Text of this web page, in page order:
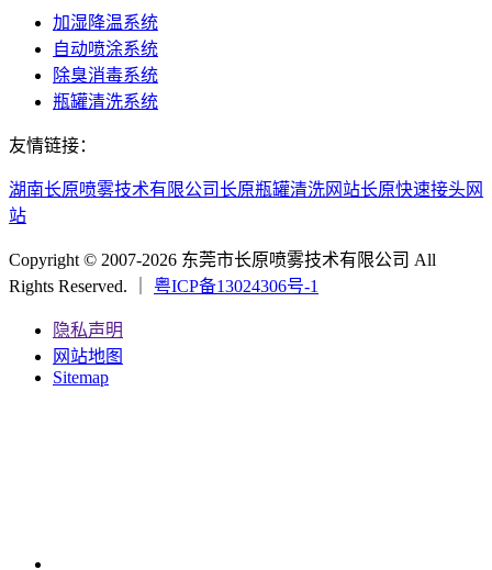
加湿降温系统
自动喷涂系统
除臭消毒系统
瓶罐清洗系统
友情链接：
湖南长原喷雾技术有限公司长原瓶罐清洗网站长原快速接头网
站
Copyright © 2007-2026 东莞市长原喷雾技术有限公司 All
Rights Reserved. ｜ 粤ICP备13024306号-1
隐私声明
网站地图
Sitemap